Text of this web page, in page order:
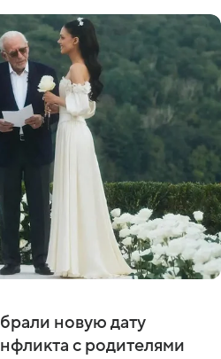
новую дату
с родителями